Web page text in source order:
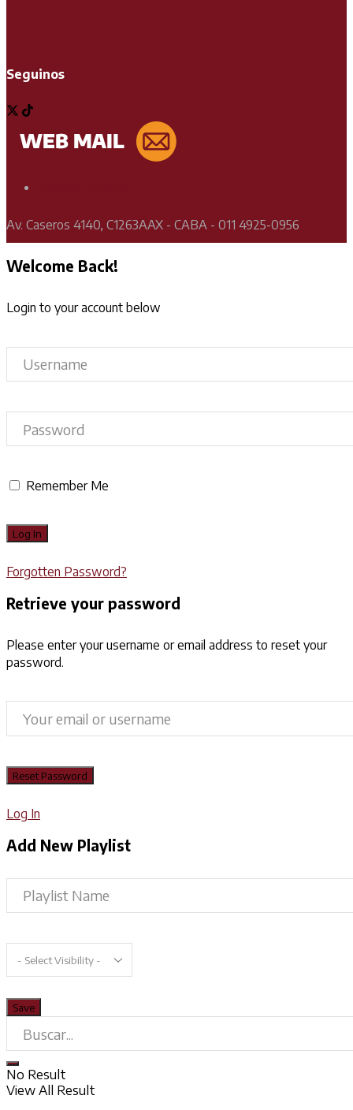
Seguinos
Av. Caseros 4140, C1263AAX - CABA - 011 4925-0956
Welcome Back!
Login to your account below
Remember Me
Forgotten Password?
Retrieve your password
Please enter your username or email address to reset your
password.
Log In
Add New Playlist
No Result
View All Result